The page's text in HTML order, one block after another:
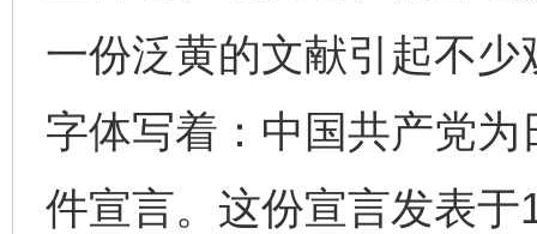
一份泛黄的文献引起不
字体写着：中国共产党
件宣言。这份宣言发表